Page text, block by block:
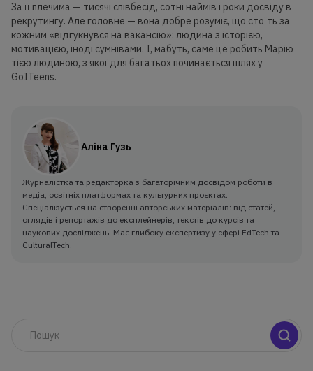
За її плечима — тисячі співбесід, сотні наймів і роки досвіду в
рекрутингу. Але головне — вона добре розуміє, що стоїть за
кожним «відгукнувся на вакансію»: людина з історією,
мотивацією, іноді сумнівами. І, мабуть, саме це робить Марію
тією людиною, з якої для багатьох починається шлях у
GoITeens.
Аліна Гузь
Журналістка та редакторка з багаторічним досвідом роботи в
медіа, освітніх платформах та культурних проєктах.
Спеціалізується на створенні авторських матеріалів: від статей,
оглядів і репортажів до експлейнерів, текстів до курсів та
наукових досліджень. Має глибоку експертизу у сфері EdTech та
CulturalTech.